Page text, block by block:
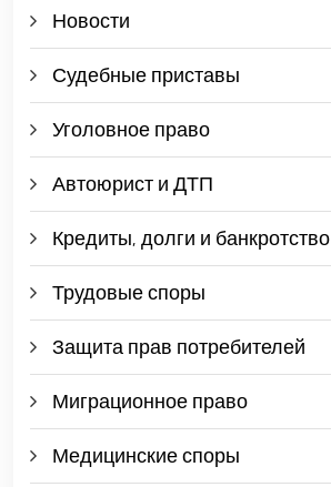
Новости
Судебные приставы
Уголовное право
Автоюрист и ДТП
Кредиты, долги и банкротство
Трудовые споры
Защита прав потребителей
Миграционное право
Медицинские споры